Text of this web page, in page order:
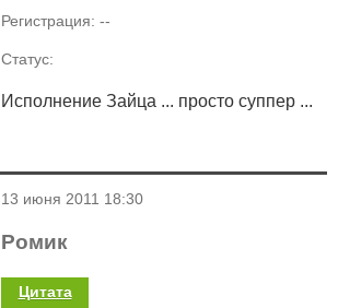
Регистрация: --
Статус:
Исполнение Зайца ... просто суппер ...
13 июня 2011 18:30
Ромик
Цитата